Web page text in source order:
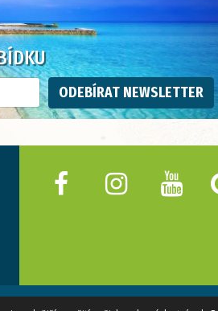
ODEBÍRAT NEWSLETTER
práva vyhrazena